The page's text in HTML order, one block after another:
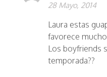
28 Mayo, 2014
Laura estas
favorece
Los boyfriends
temporada??